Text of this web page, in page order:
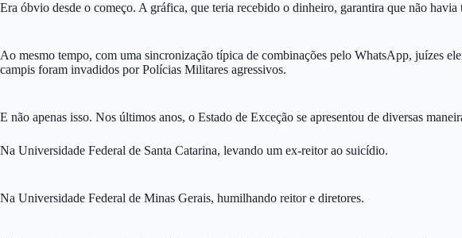
Era óbvio desde o começo. A gráfica, que teria recebido o dinheiro, garantira que não
Ao mesmo tempo, com uma sincronização típica de combinações pelo WhatsApp, juízes
campis foram invadidos por Polícias Militares agressivos.
E não apenas isso. Nos últimos anos, o Estado de Exceção se apresentou de diversas
Na Universidade Federal de Santa Catarina, levando um ex-reitor ao suicídio.
Na Universidade Federal de Minas Gerais, humilhando reitor e diretores.